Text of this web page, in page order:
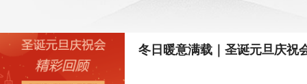
冬日暖意满载｜圣诞元旦庆祝